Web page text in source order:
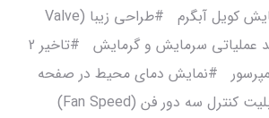
داکت اسپلیت با گرمایش کویل آبگرم #طراحی زیبا (Valve
Engineering) #مد عملیاتی سرمایش و گرمایش #تاخیر 2
کمپرسور #نمایش دمای محیط در صفحه
اصلی نمایشگر #قابلیت کنترل سه دور فن (Fan Speed)